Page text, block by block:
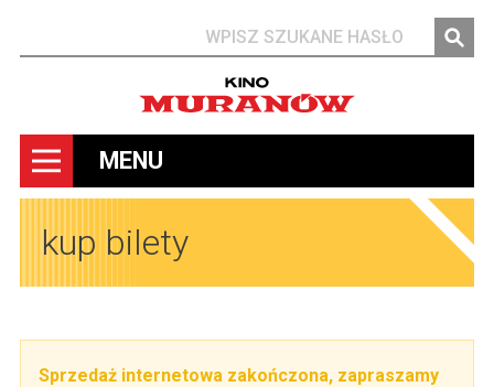
MENU
kup bilety
Sprzedaż internetowa zakończona, zapraszamy